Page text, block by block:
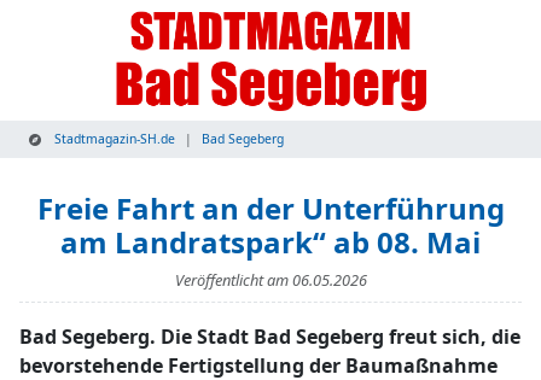
Stadtmagazin-SH.de Bad Segeberg
Freie Fahrt an der Unterführung
am Landratspark“ ab 08. Mai
Veröffentlicht am06.05.2026
Bad Segeberg. Die Stadt Bad Segeberg freut sich, die
bevorstehende Fertigstellung der Baumaßnahme